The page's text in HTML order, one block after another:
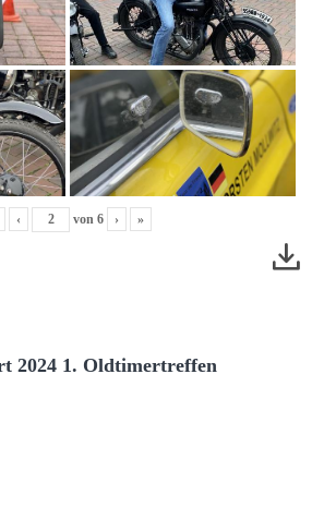
‹ von 6 › »
2024 1. Oldtimertreffen